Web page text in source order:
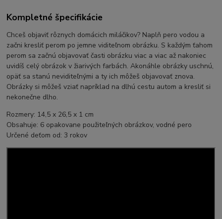
Kompletné špecifikácie
Chceš objaviť rôznych domácich miláčikov? Naplň pero vodou a
začni kresliť perom po jemne viditeľnom obrázku. S každým ťahom
perom sa začnú objavovať časti obrázku viac a viac až nakoniec
uvidíš celý obrázok v žiarivých farbách. Akonáhle obrázky uschnú,
opäť sa stanú neviditeľnými a ty ich môžeš objavovať znova.
Obrázky si môžeš vziať napríklad na dlhú cestu autom a kresliť si
nekonečne dlho.
Rozmery: 14,5 x 26,5 x 1 cm
Obsahuje: 6 opakovane použiteľných obrázkov, vodné pero
Určené deťom od: 3 rokov